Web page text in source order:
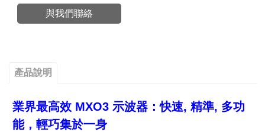
與我們聯絡
產品說明
業界最高效 MXO3 示波器：快速, 精準, 多功
能，輕巧集於一身